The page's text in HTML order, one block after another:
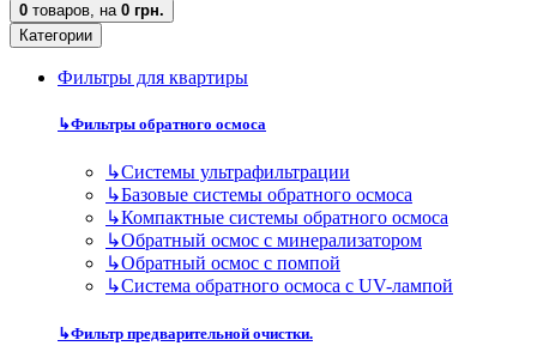
0 товаров, на 0 грн.
Категории
Фильтры для квартиры
↳Фильтры обратного осмоса
↳Cистемы ультрафильтрации
↳Базовые системы обратного осмоса
↳Компактные системы обратного осмоса
↳Обратный осмос с минерализатором
↳Обратный осмос с помпой
↳Система обратного осмоса с UV-лампой
↳Фильтр предварительной очистки.